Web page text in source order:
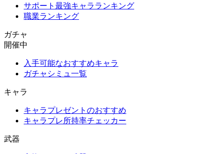
サポート最強キャラランキング
職業ランキング
ガチャ
開催中
入手可能なおすすめキャラ
ガチャシミュ一覧
キャラ
キャラプレゼントのおすすめ
キャラプレ所持率チェッカー
武器